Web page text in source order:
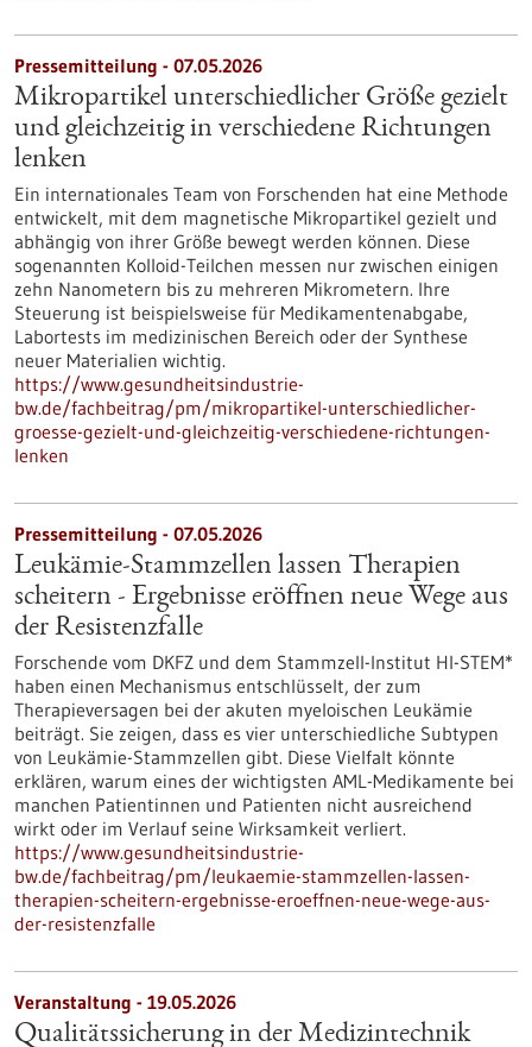
Pressemitteilung - 07.05.2026
Mikropartikel unterschiedlicher Größe gezielt
und gleichzeitig in verschiedene Richtungen
lenken
Ein internationales Team von Forschenden hat eine Methode
entwickelt, mit dem magnetische Mikropartikel gezielt und
abhängig von ihrer Größe bewegt werden können. Diese
sogenannten Kolloid-Teilchen messen nur zwischen einigen
zehn Nanometern bis zu mehreren Mikrometern. Ihre
Steuerung ist beispielsweise für Medikamentenabgabe,
Labortests im medizinischen Bereich oder der Synthese
neuer Materialien wichtig.
https://www.gesundheitsindustrie-
bw.de/fachbeitrag/pm/mikropartikel-unterschiedlicher-
groesse-gezielt-und-gleichzeitig-verschiedene-richtungen-
lenken
Pressemitteilung - 07.05.2026
Leukämie-Stammzellen lassen Therapien
scheitern - Ergebnisse eröffnen neue Wege aus
der Resistenzfalle
Forschende vom DKFZ und dem Stammzell-Institut HI-STEM*
haben einen Mechanismus entschlüsselt, der zum
Therapieversagen bei der akuten myeloischen Leukämie
beiträgt. Sie zeigen, dass es vier unterschiedliche Subtypen
von Leukämie-Stammzellen gibt. Diese Vielfalt könnte
erklären, warum eines der wichtigsten AML-Medikamente bei
manchen Patientinnen und Patienten nicht ausreichend
wirkt oder im Verlauf seine Wirksamkeit verliert.
https://www.gesundheitsindustrie-
bw.de/fachbeitrag/pm/leukaemie-stammzellen-lassen-
therapien-scheitern-ergebnisse-eroeffnen-neue-wege-aus-
der-resistenzfalle
Veranstaltung - 19.05.2026
Qualitätssicherung in der Medizintechnik